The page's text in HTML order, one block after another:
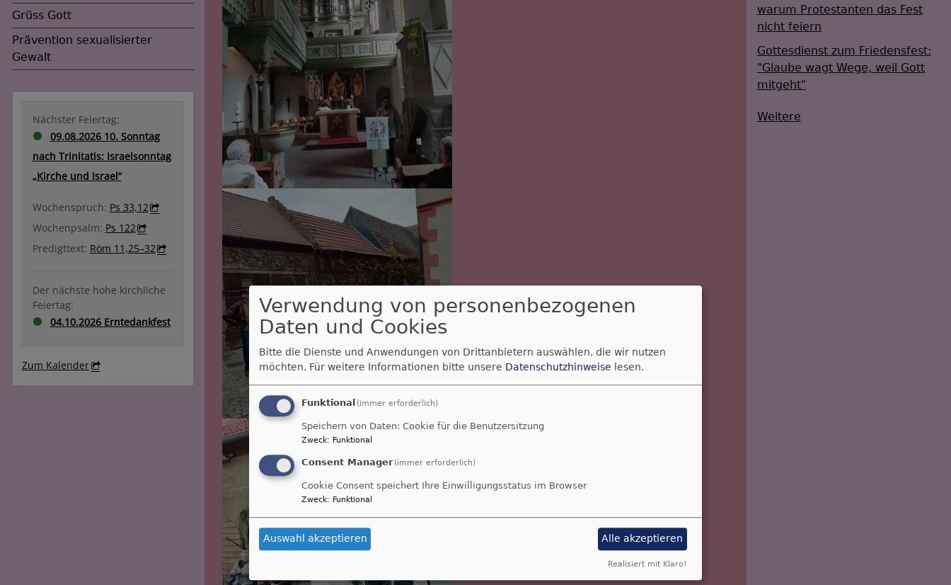
Grüss Gott
Prävention sexualisierter
Gewalt
Nächster Feiertag:
09.08.2026 10. Sonntag
nach Trinitatis: Israelsonntag
„Kirche und Israel“
Wochenspruch: Ps 33,12
Wochenpsalm: Ps 122
Predigttext: Röm 11,25–32
Der nächste hohe kirchliche
Feiertag:
04.10.2026 Erntedankfest
Zum Kalender
warum Protestanten das Fest
nicht feiern
Gottesdienst zum Friedensfest:
"Glaube wagt Wege, weil Gott
mitgeht"
Weitere
Verwendung von personenbezogenen
Daten und Cookies
Bitte die Dienste und Anwendungen von Drittanbietern auswählen, die wir nutzen
möchten. Für weitere Informationen bitte unsere Datenschutzhinweise lesen.
Funktional (immer erforderlich)
Speichern von Daten: Cookie für die Benutzersitzung
Zweck: Funktional
Consent Manager (immer erforderlich)
Cookie Consent speichert Ihre Einwilligungsstatus im Browser
Zweck: Funktional
Auswahl akzeptieren Alle akzeptieren
Realisiert mit Klaro!